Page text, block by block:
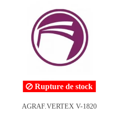
Rupture de stock
Agrafeuse Novus - Réf. B6